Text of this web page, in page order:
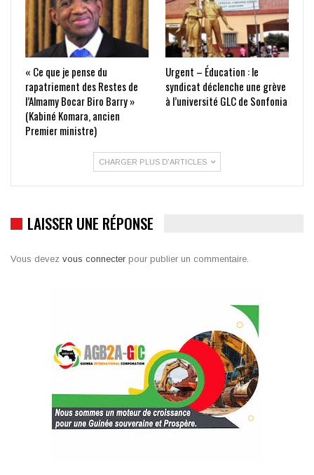
« Ce que je pense du
rapatriement des Restes de
l’Almamy Bocar Biro Barry »
(Kabiné Komara, ancien
Premier ministre)
Urgent – Éducation : le
syndicat déclenche une grève
à l’université GLC de Sonfonia
CHARGER PLUS D'ARTICLES
LAISSER UNE RÉPONSE
Vous devez vous connecter pour publier un commentaire.